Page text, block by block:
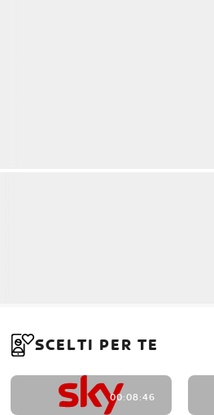
SCELTI PER TE
00:08:46